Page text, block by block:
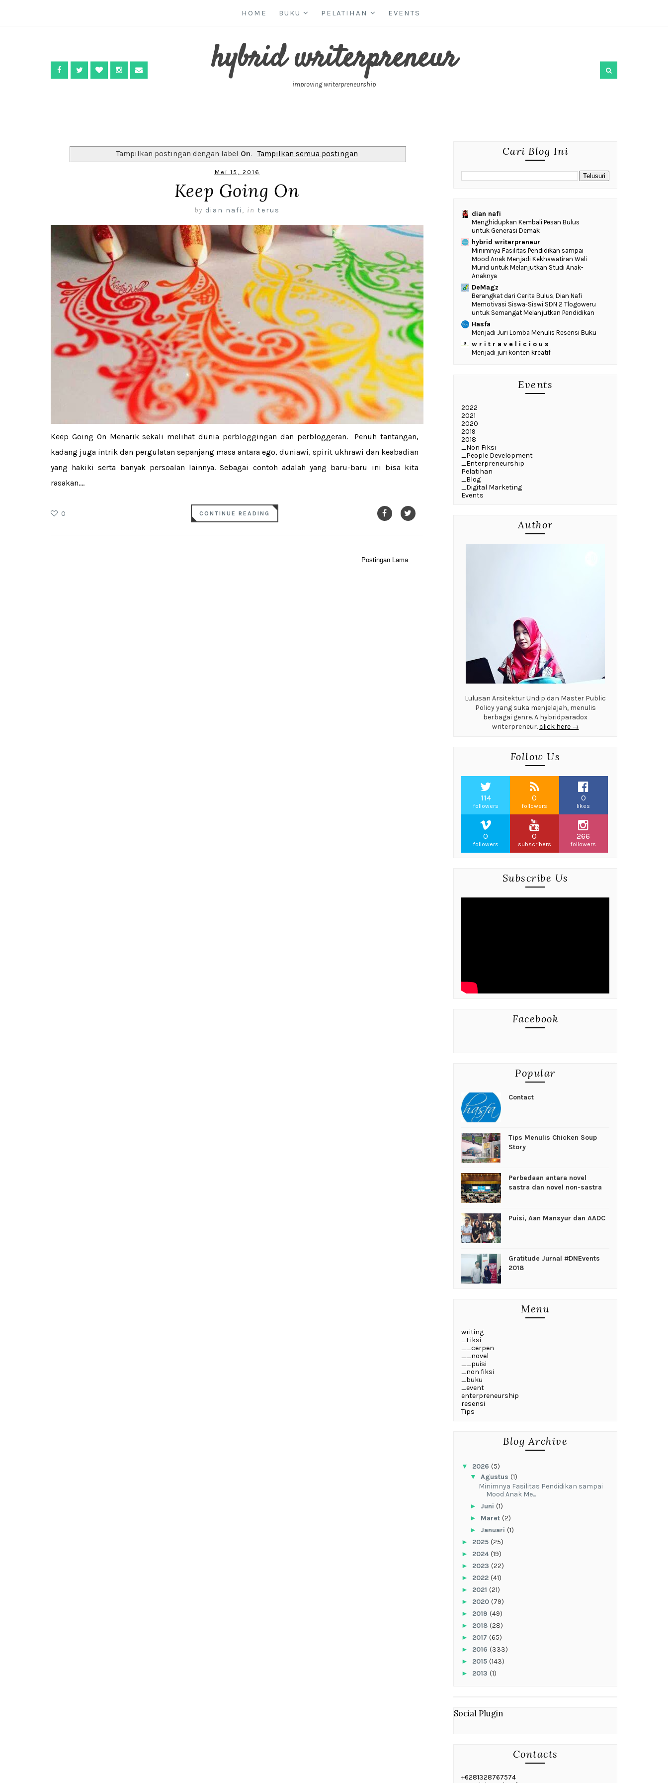
HOME BUKU PELATIHAN EVENTS
hybrid writerpreneur
improving writerpreneurship
Tampilkan postingan dengan label On. Tampilkan semua postingan
Mei 15, 2016
Keep Going On
by dian nafi , in terus
Keep Going On Menarik sekali melihat dunia perbloggingan dan perbloggeran. Penuh tantangan,
kadang juga intrik dan pergulatan sepanjang masa antara ego, duniawi, spirit ukhrawi dan keabadian
yang hakiki serta banyak persoalan lainnya. Sebagai contoh adalah yang baru-baru ini bisa kita
rasakan....
0 CONTINUE READING
Postingan Lama
Cari Blog Ini
dian nafi
Menghidupkan Kembali Pesan Bulus
untuk Generasi Demak
hybrid writerpreneur
‎Minimnya Fasilitas Pendidikan sampai
Mood Anak Menjadi Kekhawatiran Wali
Murid untuk Melanjutkan Studi Anak-
Anaknya
DeMagz
‎Berangkat dari Cerita Bulus, Dian Nafi
Memotivasi Siswa-Siswi SDN 2 Tlogoweru
untuk Semangat Melanjutkan Pendidikan
Hasfa
Menjadi Juri Lomba Menulis Resensi Buku
w r i t r a v e l i c i o u s
Menjadi juri konten kreatif
Events
2022
2021
2020
2019
2018
_Non Fiksi
_People Development
_Enterpreneurship
Pelatihan
_Blog
_Digital Marketing
Events
Author
Lulusan Arsitektur Undip dan Master Public
Policy yang suka menjelajah, menulis
berbagai genre. A hybridparadox
writerpreneur.click here →
Follow Us
114
followers
0
followers
0
likes
0
followers
0
subscribers
266
followers
Subscribe Us
Facebook
Popular
Contact
Tips Menulis Chicken Soup
Story
Perbedaan antara novel
sastra dan novel non-sastra
Puisi, Aan Mansyur dan AADC
Gratitude Jurnal #DNEvents
2018
Menu
writing
_Fiksi
__cerpen
__novel
__puisi
_non fiksi
_buku
_event
enterpreneurship
resensi
Tips
Blog Archive
▼ 2026 (5)
▼ Agustus (1)
‎Minimnya Fasilitas Pendidikan sampai
Mood Anak Me...
► Juni (1)
► Maret (2)
► Januari (1)
► 2025 (25)
► 2024(19)
► 2023 (22)
► 2022 (41)
► 2021 (21)
► 2020 (79)
► 2019 (49)
► 2018 (28)
► 2017 (65)
► 2016 (333)
► 2015 (143)
► 2013 (1)
Social Plugin
Contacts
+6281328767574